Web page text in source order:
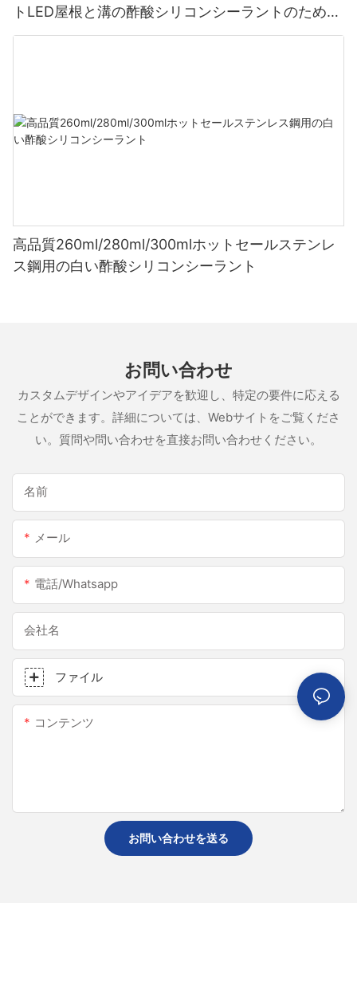
トLED屋根と溝の酢酸シリコンシーラントのための
シーラント
高品質260ml/280ml/300mlホットセールステンレ
ス鋼用の白い酢酸シリコンシーラント
お問い合わせ
カスタムデザインやアイデアを歓迎し、特定の要件に応える
ことができます。詳細については、Webサイトをご覧くださ
い。質問や問い合わせを直接お問い合わせください。
名前
メール
電話/whatsapp
会社名
ファイル
コンテンツ
お問い合わせを送る